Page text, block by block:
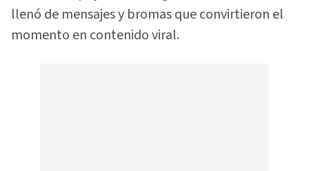
llenó de mensajes y bromas que convirtieron el
momento en contenido viral.